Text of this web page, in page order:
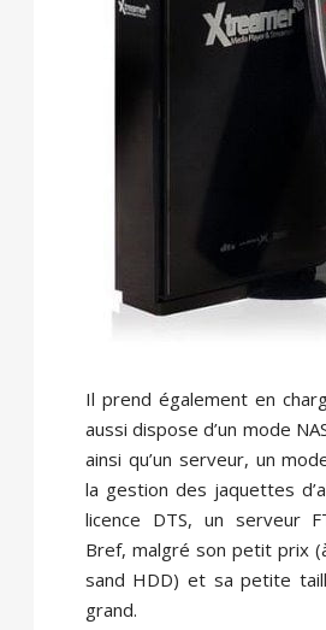
Il prend également en
aussi dispose d’un mode
ainsi qu’un serveur, un
la gestion des jaquettes
licence DTS, un serveur
Bref, malgré son petit prix
sand HDD) et sa petite
grand.